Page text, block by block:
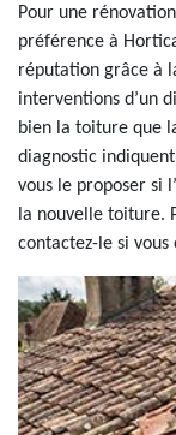
Pour une
préférence à
réputation grâce à
interventions d’un
bien la toiture que
diagnostic
vous le proposer si
la nouvelle toiture.
contactez-le si vous